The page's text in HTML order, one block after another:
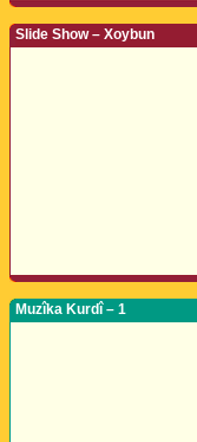
Slide Show – Xoybun
Muzîka Kurdî – 1